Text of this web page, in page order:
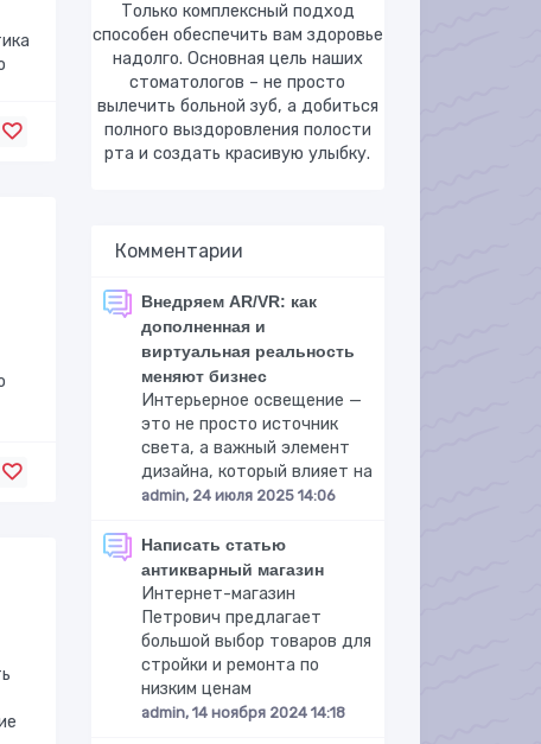
Только комплексный подход
способен обеспечить вам здоровье
надолго. Основная цель наших
стоматологов – не просто
вылечить больной зуб, а добиться
полного выздоровления полости
рта и создать красивую улыбку.
Комментарии
Внедряем AR/VR: как
дополненная и
виртуальная реальность
меняют бизнес
Интерьерное освещение —
это не просто источник
света, а важный элемент
дизайна, который влияет на
admin, 24 июля 2025 14:06
Написать статью
антикварный магазин
Интернет-магазин
Петрович предлагает
большой выбор товаров для
стройки и ремонта по
низким ценам
admin, 14 ноября 2024 14:18